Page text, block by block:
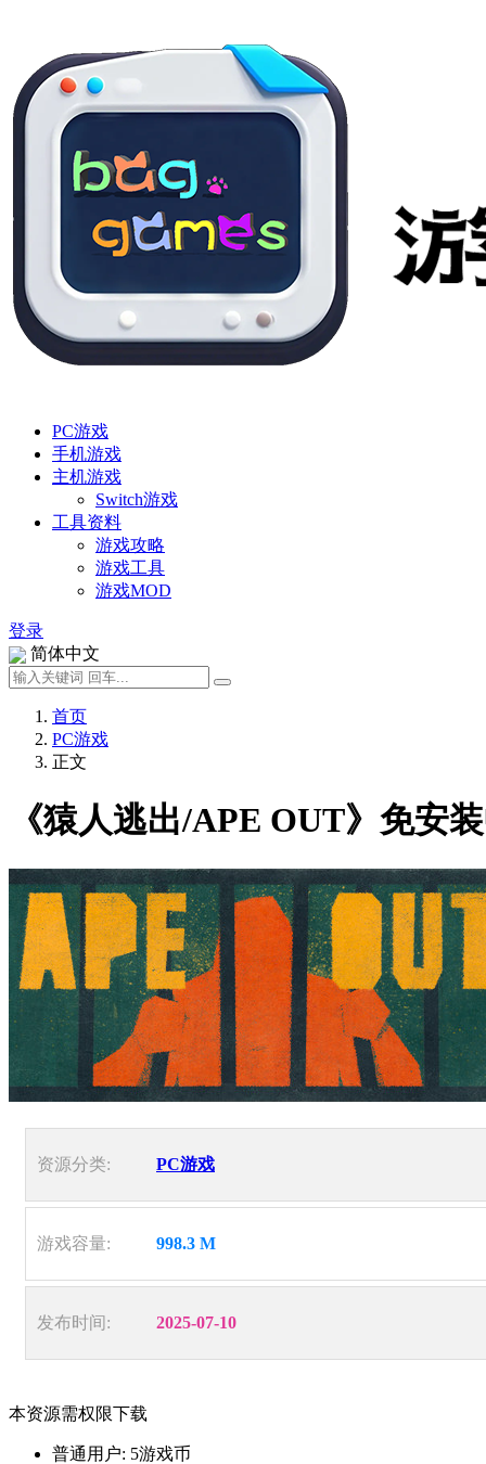
PC游戏
手机游戏
主机游戏
Switch游戏
工具资料
游戏攻略
游戏工具
游戏MOD
登录
简体中文
首页
PC游戏
正文
《猿人逃出/APE OUT》免安
资源分类: PC游戏
游戏容量: 998.3 M
发布时间: 2025-07-10
本资源需权限下载
普通用户: 5游戏币